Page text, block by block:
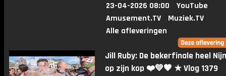
23-04-2026 08:00
YouTube
Amusement.TV
Muziek.TV
Alle afleveringen
Jill Ruby: De bekerfinale heel
op zijn kop ❤️💚🖤 ★ Vlog 1379